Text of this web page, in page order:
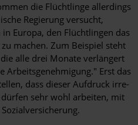
die Flüchtlinge allerdings
Regierung versucht,
Europa, den Flüchtlingen das
machen. Zum Beispiel steht
alle drei Monate verlängert
Arbeitsgenehmigung." Erst das
dass dieser Aufdruck irre­
sehr wohl arbeiten, mit